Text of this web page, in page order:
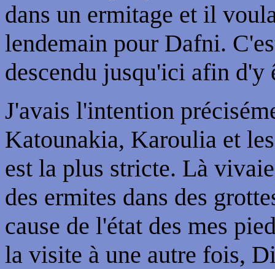
dans un ermitage et il
lendemain pour Dafni.
descendu jusqu'ici afin d'y
J'avais l'intention
Katounakia, Karoulia et
est la plus stricte. Là
des ermites dans des
cause de l'état des mes
la visite à une autre fois,